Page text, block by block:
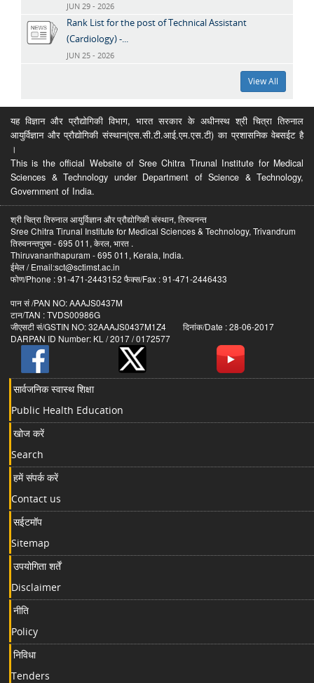
JUN 29 - 2026
Rank List for the post of Technical Assistant
(Cardiology) -...
JUN 25 - 2026
View All
यह विज्ञान और प्रौद्योगिकी विभाग, भारत सरकार के अधीनस्थ श्री चित्रा तिरुनाल
आयुर्विज्ञान और प्रौद्योगिकी संस्थान(एस.सी.टी.आई.एम.एस.टी) का प्रशासनिक वेबसईट है
।
This is the official Website of Sree Chitra Tirunal Institute for Medical
Sciences & Technology under Department of Science & Technology,
Government of India.
श्री चित्रा तिरुनाल आयुर्विज्ञान और प्रौद्योगिकी संस्थान, तिरुवनन्त
Sree Chitra Tirunal Institute for Medical Sciences & Technology, Trivandrum
तिरुवनन्तपुरम - 695 011, केरल, भारत .
Thiruvananthapuram - 695 011, Kerala, India.
ईमेल / Email:sct@sctimst.ac.in
फोण/Phone : 91-471-2443152 फैक्स/Fax : 91-471-2446433
पान सं /PAN NO: AAAJS0437M
टान/TAN : TVDS00986G
जीएसटी सं/GSTIN NO: 32AAAJS0437M1Z4 दिनांक/Date : 28-06-2017
DARPAN ID Number: KL / 2017 / 0172577
सार्वजनिक स्वास्थ शिक्षा
Public Health Education
खोज करें
Search
हमें संपर्क करें
Contact us
सईटमॉप
Sitemap
उपयोगिता शर्तें
Disclaimer
नीति
Policy
निविधा
Tenders